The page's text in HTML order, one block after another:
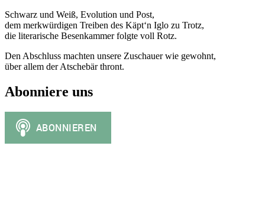
Schwarz und Weiß, Evolution und Post,
dem merkwürdigen Treiben des Käpt‘n Iglo zu Trotz,
die literarische Besenkammer folgte voll Rotz.
Den Abschluss machten unsere Zuschauer wie gewohnt,
über allem der Atschebär thront.
Abonniere uns